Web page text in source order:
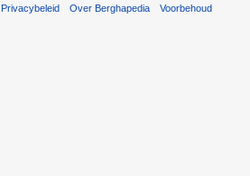
Privacybeleid Over Berghapedia Voorbehoud